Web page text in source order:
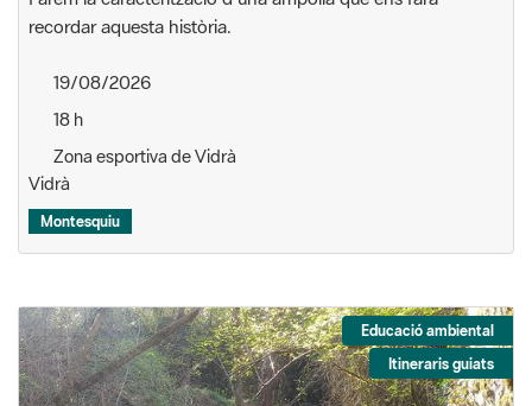
recordar aquesta història.
19/08/2026
18 h
Zona esportiva de Vidrà
Vidrà
Montesquiu
Educació ambiental
Itineraris guiats